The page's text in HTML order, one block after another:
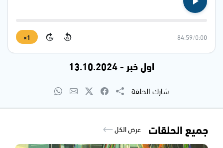
0:00
/
84:59
15
15
1×
اول خبر - 13.10.2024
شارك الحلقة
جميع الحلقات عرض الكل